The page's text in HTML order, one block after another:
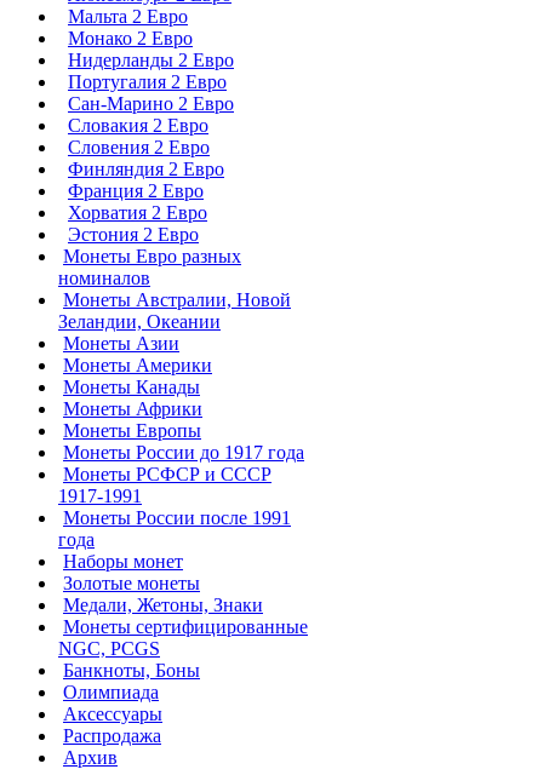
Мальта 2 Евро
Монако 2 Евро
Нидерланды 2 Евро
Португалия 2 Евро
Сан-Марино 2 Евро
Словакия 2 Евро
Словения 2 Евро
Финляндия 2 Евро
Франция 2 Евро
Хорватия 2 Евро
Эстония 2 Евро
Монеты Евро разных
номиналов
Монеты Австралии, Новой
Зеландии, Океании
Монеты Азии
Монеты Америки
Монеты Канады
Монеты Африки
Монеты Европы
Монеты России до 1917 года
Монеты РСФСР и СССР
1917-1991
Монеты России после 1991
года
Наборы монет
Золотые монеты
Медали, Жетоны, Знаки
Монеты сертифицированные
NGC, PCGS
Банкноты, Боны
Олимпиада
Аксессуары
Распродажа
Архив